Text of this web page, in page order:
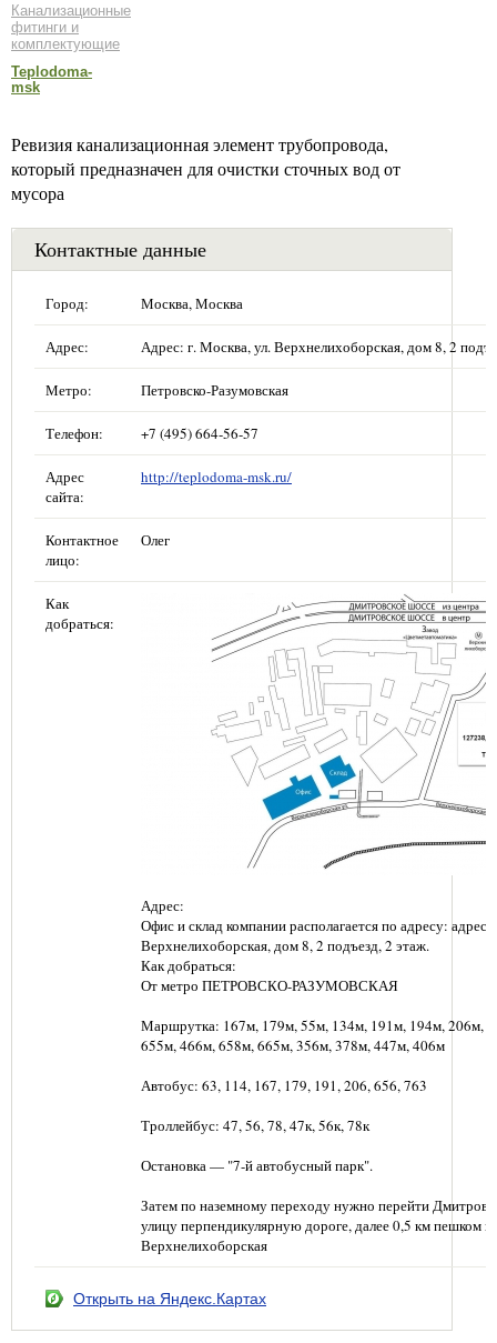
Канализационные
фитинги и
комплектующие
Teplodoma-
msk
Ревизия канализационная элемент трубопровода,
который предназначен для очистки сточных вод от
мусора
Контактные данные
Город: Москва, Москва
Адрес: Адрес: г. Москва, ул. Верхнелихоборская, дом 8, 2
Метро: Петровско-Разумовская
Телефон: +7 (495) 664-56-57
Адрес
сайта:
http://teplodoma-msk.ru/
Контактное
лицо:
Олег
Как
добраться:
Адрес:
Офис и склад компании располагается по адресу: адрес:
Верхнелихоборская, дом 8, 2 подъезд, 2 этаж.
Как добраться:
От метро ПЕТРОВСКО-РАЗУМОВСКАЯ
Маршрутка: 167м, 179м, 55м, 134м, 191м, 194м, 206м,
655м, 466м, 658м, 665м, 356м, 378м, 447м, 406м
Автобус: 63, 114, 167, 179, 191, 206, 656, 763
Троллейбус: 47, 56, 78, 47к, 56к, 78к
Остановка — "7-й автобусный парк".
Затем по наземному переходу нужно перейти
улицу перпендикулярную дороге, далее 0,5 км пешком
Верхнелихоборская
Открыть на Яндекс.Картах